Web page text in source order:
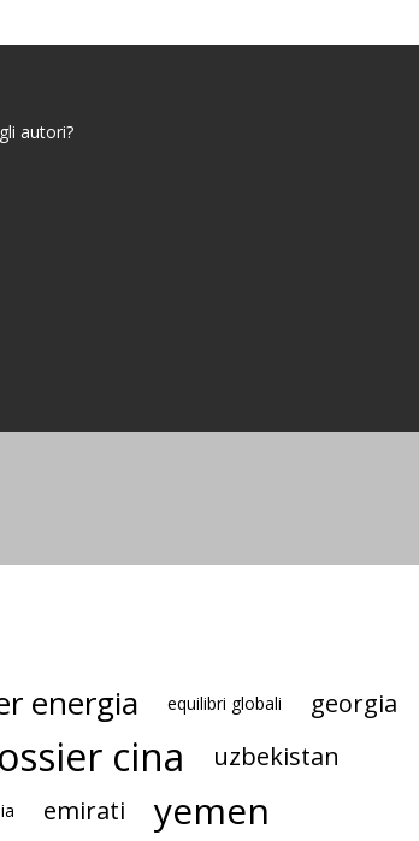
autori?
energia equilibri globali
georgia
cina uzbekistan
emirati yemen